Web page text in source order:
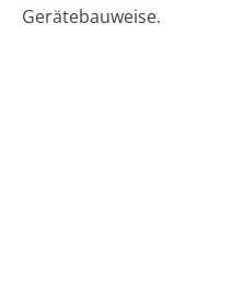
Gerätebauweise.